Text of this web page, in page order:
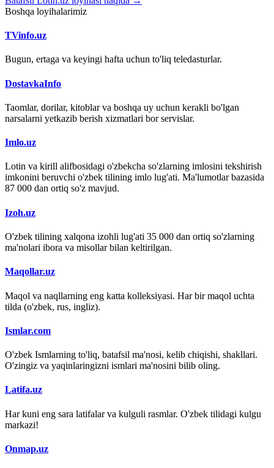
Boshqa loyihalarimiz
TVinfo.uz
Bugun, ertaga va keyingi hafta uchun to'liq teledasturlar.
DostavkaInfo
Taomlar, dorilar, kitoblar va boshqa uy uchun kerakli bo'lgan
narsalarni yetkazib berish xizmatlari bor servislar.
Imlo.uz
Lotin va kirill alifbosidagi o'zbekcha so'zlarning imlosini tekshirish
imkonini beruvchi o'zbek tilining imlo lug'ati. Ma'lumotlar bazasida
87 000 dan ortiq so'z mavjud.
Izoh.uz
O'zbek tilining xalqona izohli lug'ati 35 000 dan ortiq so'zlarning
ma'nolari ibora va misollar bilan keltirilgan.
Maqollar.uz
Maqol va naqllarning eng katta kolleksiyasi. Har bir maqol uchta
tilda (o'zbek, rus, ingliz).
Ismlar.com
O'zbek Ismlarning to'liq, batafsil ma'nosi, kelib chiqishi, shakllari.
O'zingiz va yaqinlaringizni ismlari ma'nosini bilib oling.
Latifa.uz
Har kuni eng sara latifalar va kulguli rasmlar. O'zbek tilidagi kulgu
markazi!
Onmap.uz